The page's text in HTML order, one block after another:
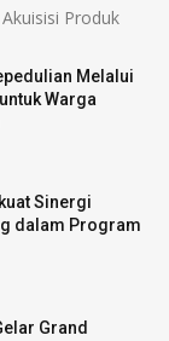
Produk
Melalui
Warga
Sinergi
dalam Program
Grand